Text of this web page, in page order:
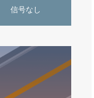
信号なし